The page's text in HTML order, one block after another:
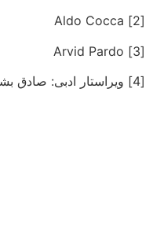
[2] Aldo Cocca
[3] Arvid Pardo
[4] ویراستار ادبی: صادق بشیره(گروه پژوهشی آکادمی بیگدلی)